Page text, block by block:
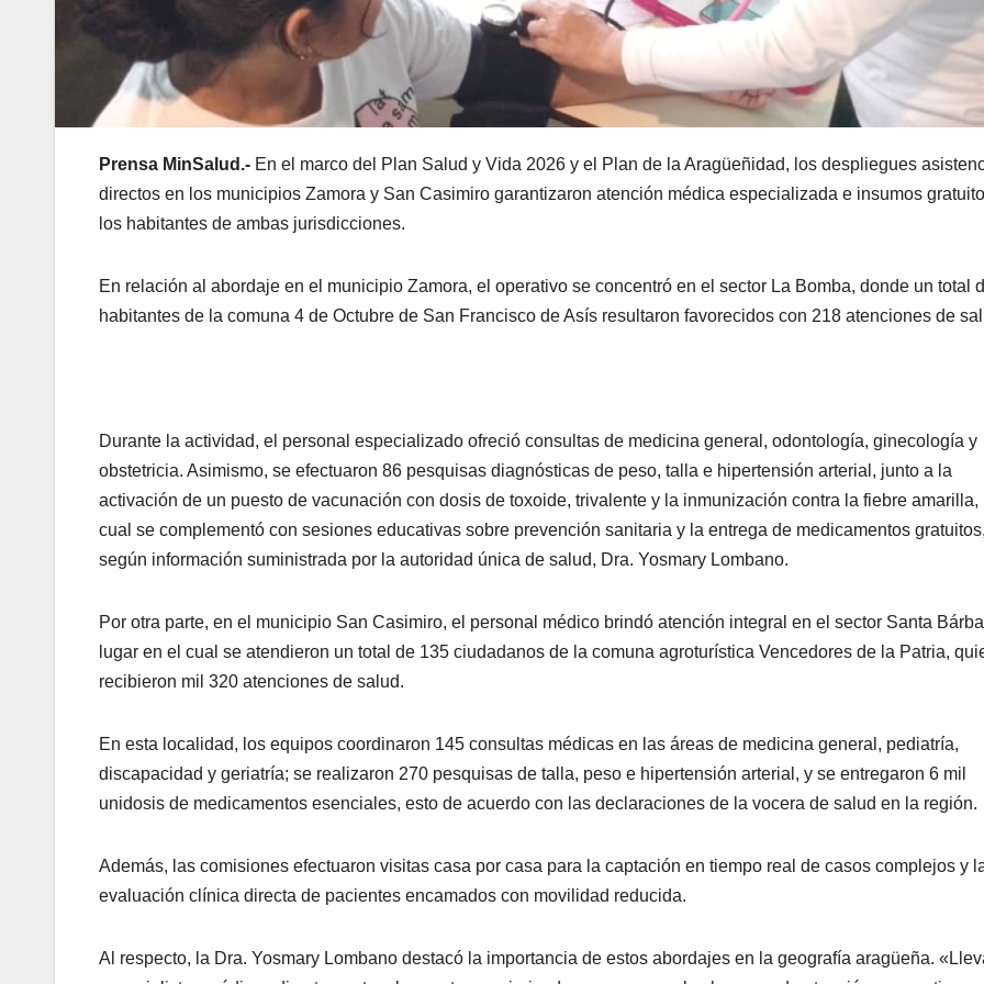
Prensa MinSalud.- En el marco del Plan Salud y Vida 2026 y el Plan de la Aragüeñidad, los despliegues
directos en los municipios Zamora y San Casimiro garantizaron atención médica especializada e insumos
los habitantes de ambas jurisdicciones.
​En relación al abordaje en el municipio Zamora, el operativo se concentró en el sector La Bomba, donde un total
habitantes de la comuna 4 de Octubre de San Francisco de Asís resultaron favorecidos con 218 atenciones de
Durante la actividad, el personal especializado ofreció consultas de medicina general, odontología, ginecología y
obstetricia. Asimismo, se efectuaron 86 pesquisas diagnósticas de peso, talla e hipertensión arterial, junto a la
activación de un puesto de vacunación con dosis de toxoide, trivalente y la inmunización contra la fiebre amarilla,
cual se complementó con sesiones educativas sobre prevención sanitaria y la entrega de medicamentos
según información suministrada por la autoridad única de salud, Dra. Yosmary Lombano.
​Por otra parte, en el municipio San Casimiro, el personal médico brindó atención integral en el sector Santa
lugar en el cual se atendieron un total de 135 ciudadanos de la comuna agroturística Vencedores de la Patria,
recibieron mil 320 atenciones de salud.
En esta localidad, los equipos coordinaron 145 consultas médicas en las áreas de medicina general, pediatría,
discapacidad y geriatría; se realizaron 270 pesquisas de talla, peso e hipertensión arterial, y se entregaron 6 mil
unidosis de medicamentos esenciales, esto de acuerdo con las declaraciones de la vocera de salud en la región.
Además, las comisiones efectuaron visitas casa por casa para la captación en tiempo real de casos complejos y
evaluación clínica directa de pacientes encamados con movilidad reducida.
​Al respecto, la Dra. Yosmary Lombano destacó la importancia de estos abordajes en la geografía aragüeña.